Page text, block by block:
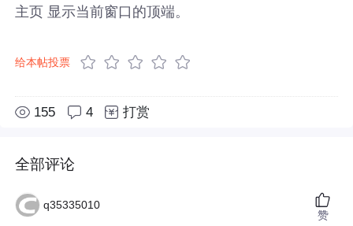
主页 显示当前窗口的顶端。
给本帖投票
155 4 打赏
全部评论
q35335010
赞